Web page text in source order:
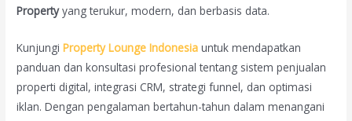
Propertyyang terukur, modern, dan berbasis data.
KunjungiProperty Lounge Indonesia untuk mendapatkan
panduan dan konsultasi profesional tentang sistem penjualan
properti digital, integrasi CRM, strategi funnel, dan optimasi
iklan. Dengan pengalaman bertahun-tahun dalam menangani